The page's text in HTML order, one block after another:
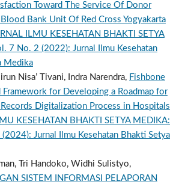
Toward The Service Of Donor
Bank Unit Of Red Cross Yogyakarta
ILMU KESEHATAN BHAKTI SETYA
7 No. 2 (2022): Jurnal Ilmu Kesehatan
Medika
Nisa’ Tivani, Indra Narendra, Fishbone
Framework for Developing a Roadmap for
Digitalization Process in Hospitals
KESEHATAN BHAKTI SETYA MEDIKA:
Jurnal Ilmu Kesehatan Bhakti Setya
Tri Handoko, Widhi Sulistyo,
SISTEM INFORMASI PELAPORAN